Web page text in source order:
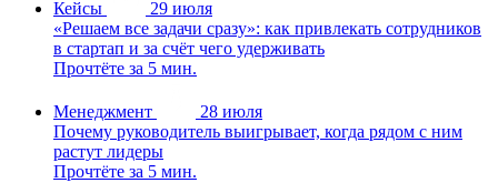
Кейсы
29 июля
«Решаем все задачи сразу»: как привлекать сотрудников
в стартап и за счёт чего удерживать
Прочтёте за 5 мин.
Менеджмент
28 июля
Почему руководитель выигрывает, когда рядом с ним
растут лидеры
Прочтёте за 5 мин.